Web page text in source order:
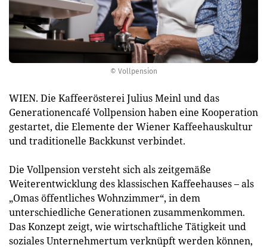
© Vollpension
WIEN. Die Kaffeerösterei Julius Meinl und das
Generationencafé Vollpension haben eine Kooperation
gestartet, die Elemente der Wiener Kaffeehauskultur
und traditionelle Backkunst verbindet.
Die Vollpension versteht sich als zeitgemäße
Weiterentwicklung des klassischen Kaffeehauses – als
„Omas öffentliches Wohnzimmer“, in dem
unterschiedliche Generationen zusammenkommen.
Das Konzept zeigt, wie wirtschaftliche Tätigkeit und
soziales Unternehmertum verknüpft werden können,